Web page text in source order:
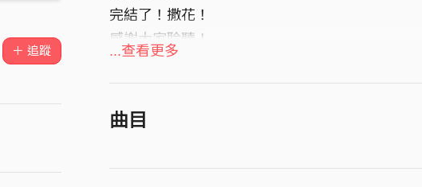
＋ 追蹤
完結了！撒花！
感謝大家聆聽！
我為《池塘怪談》影集
改編創作的初始配樂草稿合輯。
...查看更多
曲目